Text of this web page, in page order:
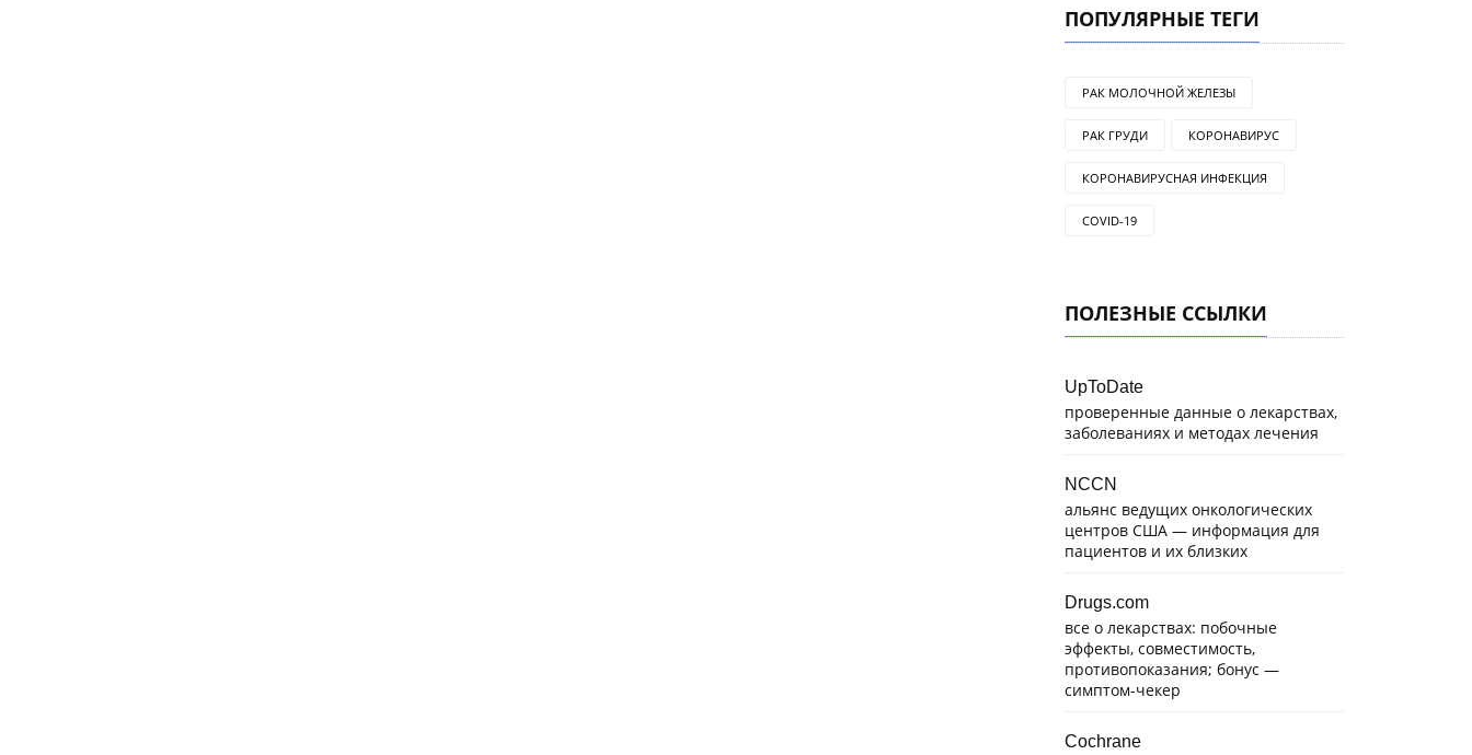
ПОПУЛЯРНЫЕ ТЕГИ
РАК МОЛОЧНОЙ ЖЕЛЕЗЫ
РАК ГРУДИ КОРОНАВИРУС
КОРОНАВИРУСНАЯ ИНФЕКЦИЯ
COVID-19
ПОЛЕЗНЫЕ ССЫЛКИ
UpToDate
проверенные данные о лекарствах,
заболеваниях и методах лечения
NCCN
альянс ведущих онкологических
центров США — информация для
пациентов и их близких
Drugs.com
все о лекарствах: побочные
эффекты, совместимость,
противопоказания; бонус —
симптом-чекер
Cochrane